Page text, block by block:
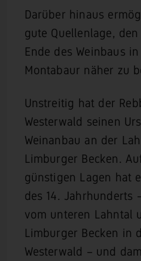
Darüber hinaus
gute Quellenlage,
Ende des Weinbaus
Montabaur näher zu
Unstreitig hat der
Westerwald seinen
Weinanbau an der
Limburger Becken.
günstigen Lagen hat
des 14. Jahrhunderts
vom unteren Lahntal
Limburger Becken in
Westerwald – und